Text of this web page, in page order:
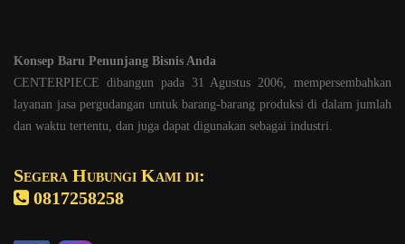
Konsep Baru Penunjang Bisnis Anda
CENTERPIECE dibangun pada 31 Agustus 2006, mempersembahkan
layanan jasa pergudangan untuk barang-barang produksi di dalam jumlah
dan waktu tertentu, dan juga dapat digunakan sebagai industri.
Segera Hubungi Kami di:
0817258258